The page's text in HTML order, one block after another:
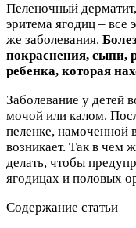
Пеленочный
эритема ягодиц – все
же заболевания.
покраснения, сыпи,
ребенка, которая
Заболевание у детей
мочой или калом.
пеленке, намоченной
возникает. Так в чем
делать, чтобы
ягодицах и половых
Содержание статьи